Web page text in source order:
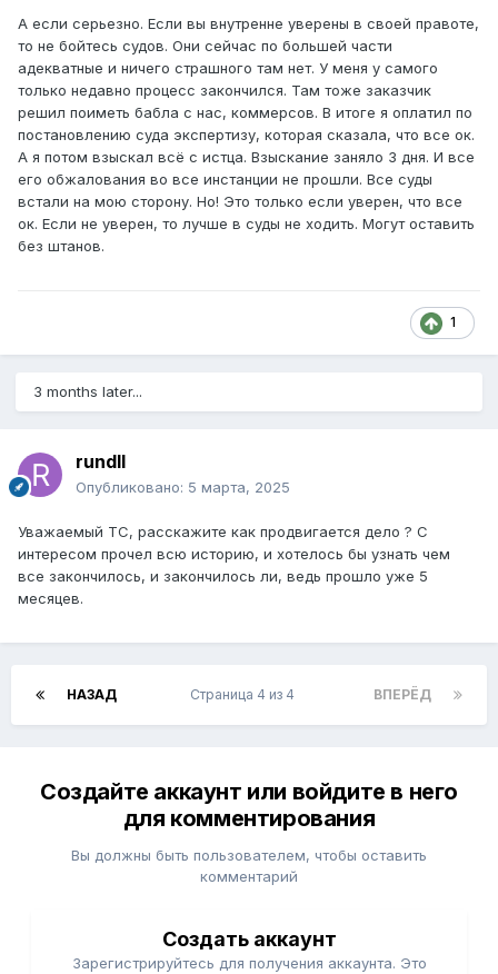
А если серьезно. Если вы внутренне уверены в своей правоте,
то не бойтесь судов. Они сейчас по большей части
адекватные и ничего страшного там нет. У меня у самого
только недавно процесс закончился. Там тоже заказчик
решил поиметь бабла с нас, коммерсов. В итоге я оплатил по
постановлению суда экспертизу, которая сказала, что все ок.
А я потом взыскал всё с истца. Взыскание заняло 3 дня. И все
его обжалования во все инстанции не прошли. Все суды
встали на мою сторону. Но! Это только если уверен, что все
ок. Если не уверен, то лучше в суды не ходить. Могут оставить
без штанов.
1
3 months later...
rundll
Опубликовано: 5 марта, 2025
Уважаемый ТС, расскажите как продвигается дело ? С
интересом прочел всю историю, и хотелось бы узнать чем
все закончилось, и закончилось ли, ведь прошло уже 5
месяцев.
НАЗАД ВПЕРЁД
Страница 4 из 4
Создайте аккаунт или войдите в него
для комментирования
Вы должны быть пользователем, чтобы оставить
комментарий
Создать аккаунт
Зарегистрируйтесь для получения аккаунта. Это